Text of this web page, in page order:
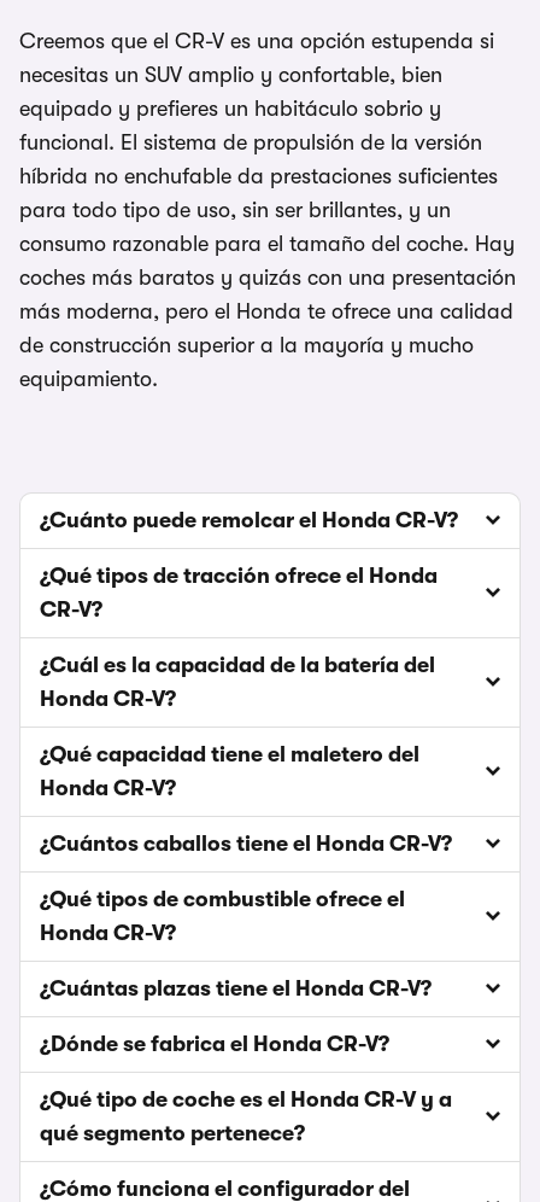
Creemos que el CR-V es una opción estupenda si
necesitas un SUV amplio y confortable, bien
equipado y prefieres un habitáculo sobrio y
funcional. El sistema de propulsión de la versión
híbrida no enchufable da prestaciones suficientes
para todo tipo de uso, sin ser brillantes, y un
consumo razonable para el tamaño del coche. Hay
coches más baratos y quizás con una presentación
más moderna, pero el Honda te ofrece una calidad
de construcción superior a la mayoría y mucho
equipamiento.
¿Cuánto puede remolcar el Honda CR-V?
¿Qué tipos de tracción ofrece el Honda
CR-V?
¿Cuál es la capacidad de la batería del
Honda CR-V?
¿Qué capacidad tiene el maletero del
Honda CR-V?
¿Cuántos caballos tiene el Honda CR-V?
¿Qué tipos de combustible ofrece el
Honda CR-V?
¿Cuántas plazas tiene el Honda CR-V?
¿Dónde se fabrica el Honda CR-V?
¿Qué tipo de coche es el Honda CR-V y a
qué segmento pertenece?
¿Cómo funciona el configurador del